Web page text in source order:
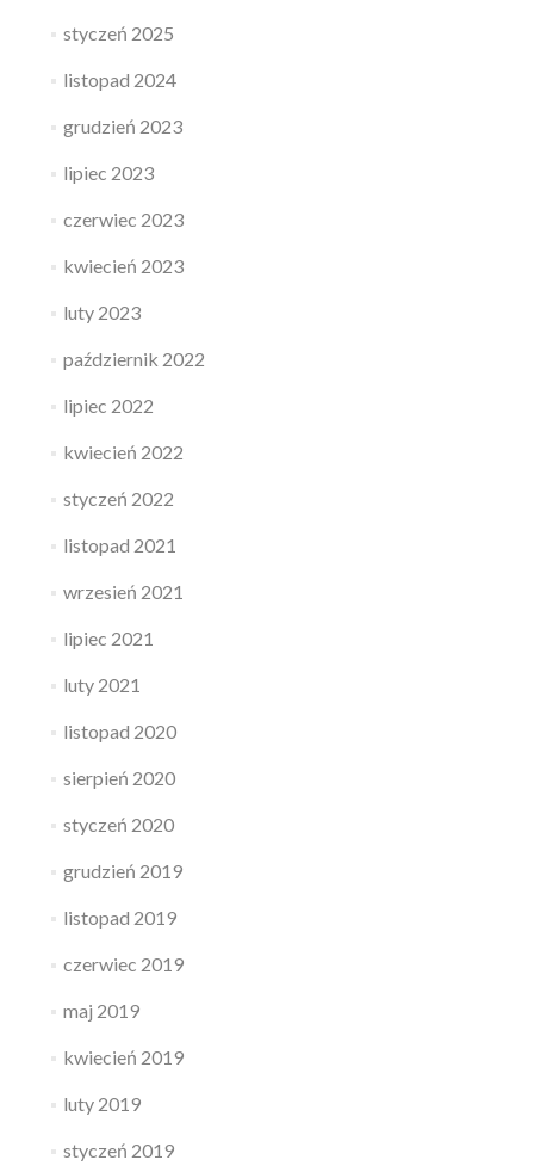
styczeń 2025
listopad 2024
grudzień 2023
lipiec 2023
czerwiec 2023
kwiecień 2023
luty 2023
październik 2022
lipiec 2022
kwiecień 2022
styczeń 2022
listopad 2021
wrzesień 2021
lipiec 2021
luty 2021
listopad 2020
sierpień 2020
styczeń 2020
grudzień 2019
listopad 2019
czerwiec 2019
maj 2019
kwiecień 2019
luty 2019
styczeń 2019